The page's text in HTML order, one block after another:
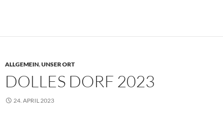
ALLGEMEIN,UNSER ORT
DOLLES DORF 2023
24. APRIL 2023